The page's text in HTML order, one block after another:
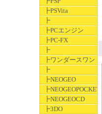
┣PSVita
┣
┣PCエンジン
┣PC-FX
┣
┣ワンダースワン
┣
┣NEOGEO
┣NEOGEOPOCKET
┣NEOGEOCD
┣3DO